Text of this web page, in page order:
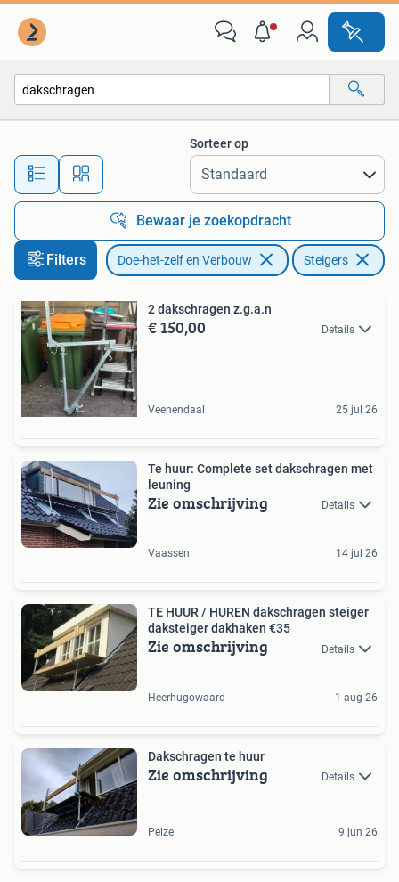
Alle afstanden…
Sorteer op
Bewaar je zoekopdracht
Filters Doe-het-zelf en Verbouw Steigers
2 dakschragen z.g.a.n
€ 150,00 Details
Veenendaal 25 jul 26
Te huur: Complete set dakschragen met
leuning
Zie omschrijving Details
Vaassen 14 jul 26
TE HUUR / HUREN dakschragen steiger
daksteiger dakhaken €35
Zie omschrijving Details
Heerhugowaard 1 aug 26
Dakschragen te huur
Zie omschrijving Details
Peize 9 jun 26